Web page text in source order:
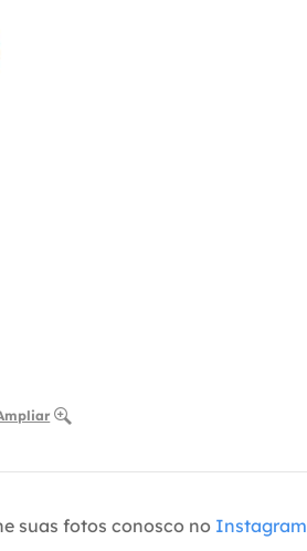
suas fotos conosco no Instagram